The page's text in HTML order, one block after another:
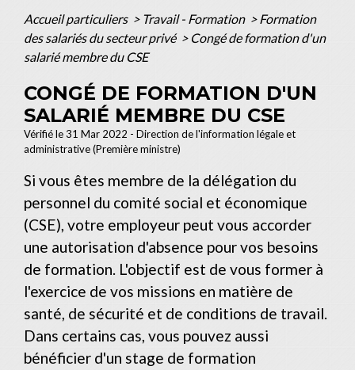
Accueil particuliers > Travail - Formation > Formation
des salariés du secteur privé > Congé de formation d'un
salarié membre du CSE
CONGÉ DE FORMATION D'UN
SALARIÉ MEMBRE DU CSE
Vérifié le 31 Mar 2022 - Direction de l'information légale et
administrative (Première ministre)
Si vous êtes membre de la délégation du
personnel du comité social et économique
(CSE), votre employeur peut vous accorder
une autorisation d'absence pour vos besoins
de formation. L'objectif est de vous former à
l'exercice de vos missions en matière de
santé, de sécurité et de conditions de travail.
Dans certains cas, vous pouvez aussi
bénéficier d'un stage de formation